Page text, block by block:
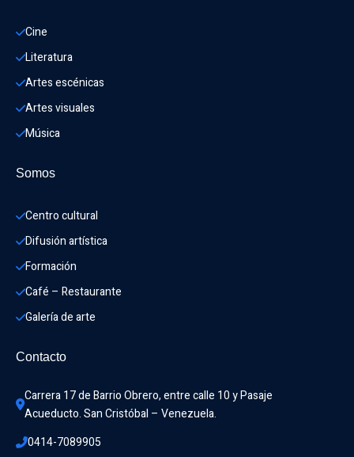
Cine
Literatura
Artes escénicas
Artes visuales
Música
Somos
Centro cultural
Difusión artística
Formación
Café – Restaurante
Galería de arte
Contacto
Carrera 17 de Barrio Obrero, entre calle 10 y Pasaje
Acueducto. San Cristóbal – Venezuela.
0414-7089905